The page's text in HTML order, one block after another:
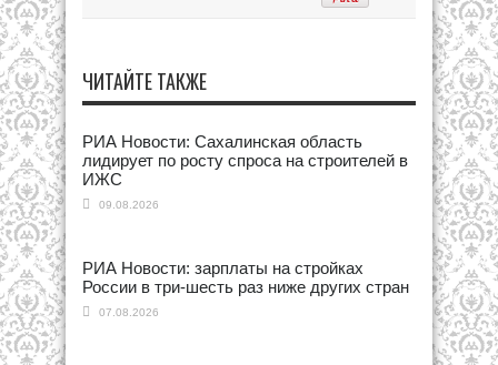
ЧИТАЙТЕ ТАКЖЕ
РИА Новости: Сахалинская область
лидирует по росту спроса на строителей в
ИЖС
09.08.2026
РИА Новости: зарплаты на стройках
России в три-шесть раз ниже других стран
07.08.2026